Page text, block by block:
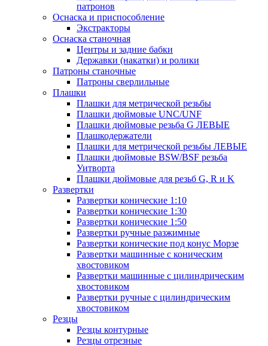
патронов
Оснаска и приспособление
Экстракторы
Оснаска станочная
Центры и задние бабки
Державки (накатки) и ролики
Патроны станочные
Патроны сверлильные
Плашки
Плашки для метрической резьбы
Плашки дюймовые UNC/UNF
Плашки дюймовые резьба G ЛЕВЫЕ
Плашкодержатели
Плашки для метрической резьбы ЛЕВЫЕ
Плашки дюймовые BSW/BSF резьба
Уитворта
Плашки дюймовые для резьб G, R и K
Развертки
Развертки конические 1:10
Развертки конические 1:30
Развертки конические 1:50
Развертки ручные разжимные
Развертки конические под конус Морзе
Развертки машинные с коническим
хвостовиком
Развертки машинные с цилиндрическим
хвостовиком
Развертки ручные с цилиндрическим
хвостовиком
Резцы
Резцы контурные
Резцы отрезные